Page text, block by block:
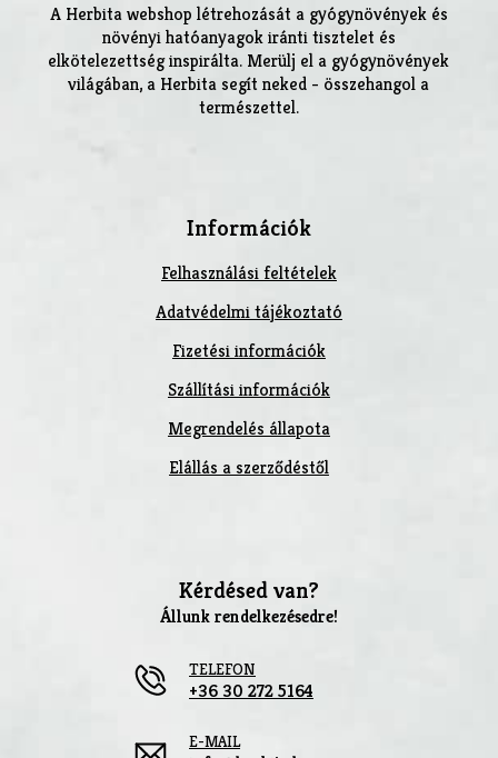
A Herbita webshop létrehozását a gyógynövények és
növényi hatóanyagok iránti tisztelet és
elkötelezettség inspirálta. Merülj el a gyógynövények
világában, a Herbita segít neked - összehangol a
természettel.
Információk
Felhasználási feltételek
Adatvédelmi tájékoztató
Fizetési információk
Szállítási információk
Megrendelés állapota
Elállás a szerződéstől
Kérdésed van?
Állunk rendelkezésedre!
TELEFON
+36 30 272 5164
E-MAIL